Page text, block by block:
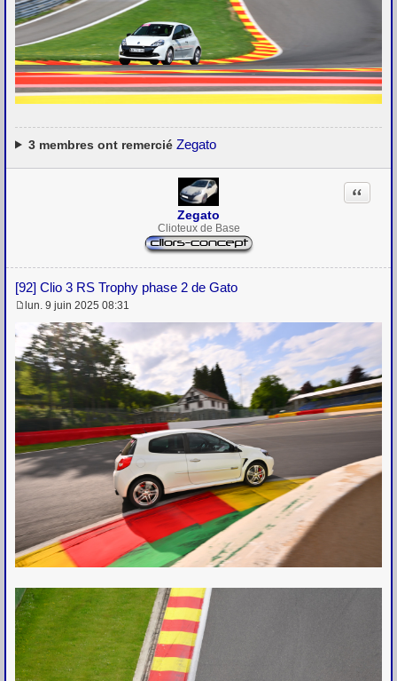
3membres ont remercié Zegato
Zegato
Clioteux de Base
[92] Clio 3 RS Trophy phase 2 de Gato
Citation
s
a
g
e
lun. 9 juin 2025 08:31